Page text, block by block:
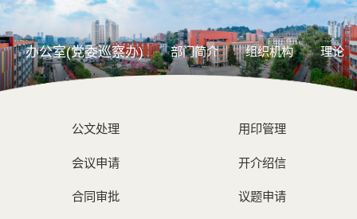
办公室(党委巡察办) 部门简介 组织机构 理论
公文处理 用印管理
会议申请 开介绍信
合同审批 议题申请